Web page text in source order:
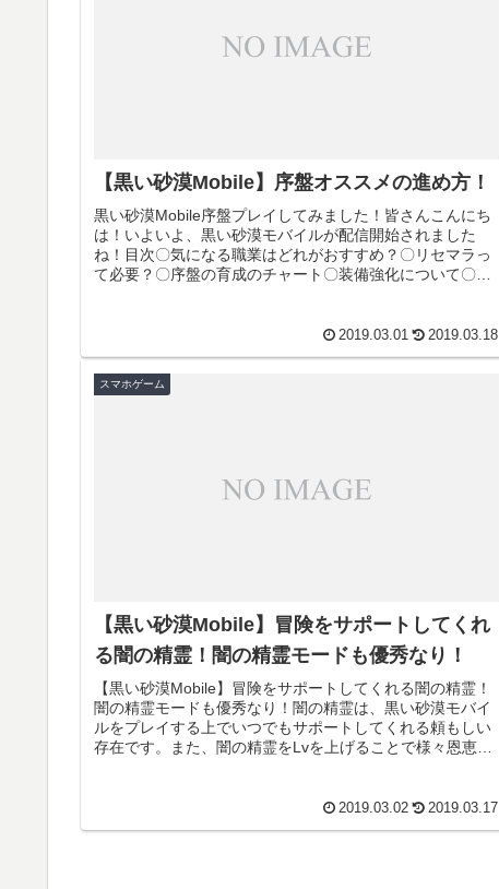
【黒い砂漠Mobile】序盤オススメの進め方！
黒い砂漠Mobile序盤プレイしてみました！皆さんこんにち
は！いよいよ、黒い砂漠モバイルが配信開始されました
ね！目次〇気になる職業はどれがおすすめ？〇リセマラっ
て必要？〇序盤の育成のチャート〇装備強化について〇き
2019.03.01 2019.03.18
スマホゲーム
【黒い砂漠Mobile】冒険をサポートしてくれ
る闇の精霊！闇の精霊モードも優秀なり！
【黒い砂漠Mobile】冒険をサポートしてくれる闇の精霊！
闇の精霊モードも優秀なり！闇の精霊は、黒い砂漠モバイ
ルをプレイする上でいつでもサポートしてくれる頼もしい
存在です。また、闇の精霊をLvを上げることで様々恩恵も
2019.03.02 2019.03.17